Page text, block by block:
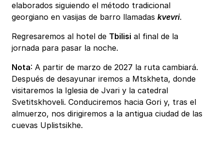
elaborados siguiendo el método tradicional
georgiano en vasijas de barro llamadas kvevri.
Regresaremos al hotel de Tbilisi al final de la
jornada para pasar la noche.
Nota: A partir de marzo de 2027 la ruta cambiará.
Después de desayunar iremos a Mtskheta, donde
visitaremos la Iglesia de Jvari y la catedral
Svetitskhoveli. Conduciremos hacia Gori y, tras el
almuerzo, nos dirigiremos a la antigua ciudad de las
cuevas Uplistsikhe.